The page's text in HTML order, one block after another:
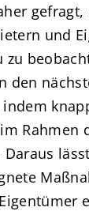
und
den
Rahmen